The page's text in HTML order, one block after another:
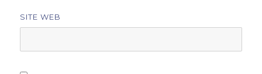
SITE WEB